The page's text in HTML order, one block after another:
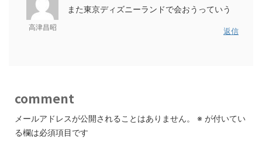
高津昌昭
また東京ディズニーランドで会おうっていう
返信
comment
メールアドレスが公開されることはありません。 ※ が付いてい
る欄は必須項目です